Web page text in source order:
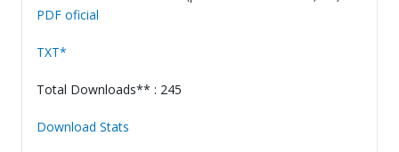
PDF oficial
TXT*
Total Downloads** : 245
Download Stats